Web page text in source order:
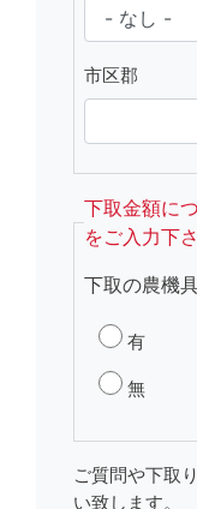
市区郡
下取金額に
をご入力下さ
下取の農機
有
無
ご質問や下取
い致します。